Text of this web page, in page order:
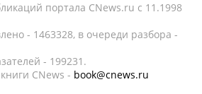
портала CNews.ru c 11.1998
- 1463328, в очереди разбора -
- 199231.
CNews - book@cnews.ru